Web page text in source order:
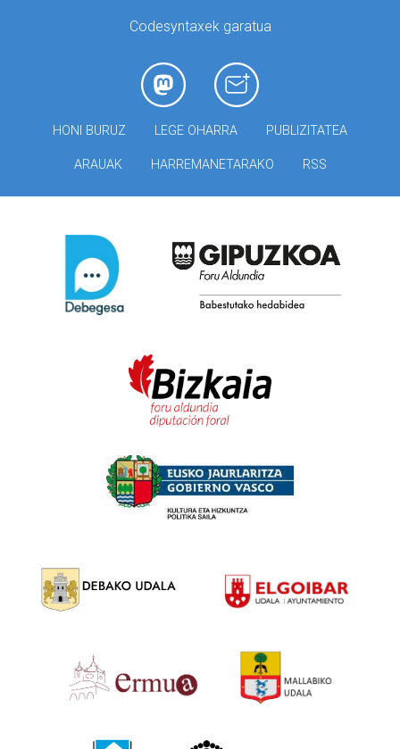
Codesyntaxek garatua
HONI BURUZ LEGE OHARRA PUBLIZITATEA
ARAUAK HARREMANETARAKO RSS